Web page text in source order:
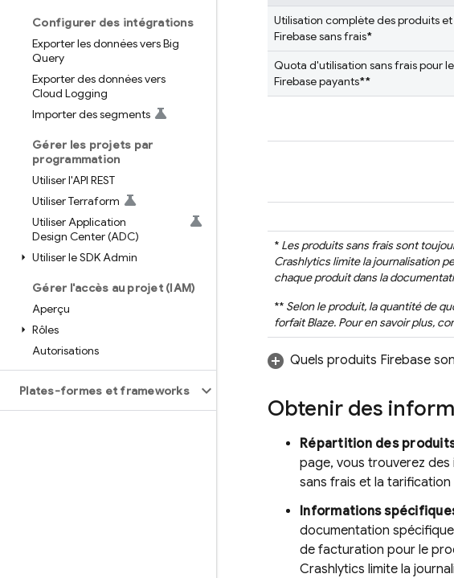
Configurer des intégrations
Exporter les données vers Big
Query
Exporter des données vers
Cloud Logging
Importer des segments
Gérer les projets par
programmation
Utiliser l'API REST
Utiliser Terraform
Utiliser Application
Design Center (ADC)
Utiliser le SDK Admin
Gérer l'accès au projet (IAM)
Aperçu
Rôles
Autorisations
Plates-formes et frameworks
Utilisation complète des produits
Firebase sans frais*
Quota d'utilisation sans frais pour
Firebase payants**
* Les produits sans frais sont
Crashlyticslimite la journalisation
chaque produit dans la
** Selon le produit, la quantité de
forfait Blaze. Pour en savoir plus,
Quels produits Firebase
Obtenir des
Répartition des
page, vous trouverez
sans frais et la
Informations
documentation
de facturation pour le
Crashlytics limite la